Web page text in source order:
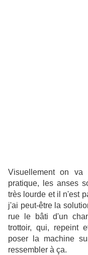
Visuellement on
pratique, les anses
très lourde et il n'est
j'ai peut-être la
rue le bâti d'un
trottoir, qui, repeint
poser la machine
ressembler à ça.